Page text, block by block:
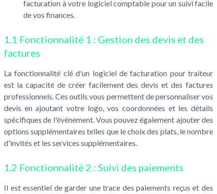
facturation à votre logiciel comptable pour un suivi facile
de vos finances.
1.1 Fonctionnalité 1 : Gestion des devis et des
factures
La fonctionnalité clé d'un logiciel de facturation pour traiteur
est la capacité de créer facilement des devis et des factures
professionnels. Ces outils vous permettent de personnaliser vos
devis en ajoutant votre logo, vos coordonnées et les détails
spécifiques de l'événement. Vous pouvez également ajouter des
options supplémentaires telles que le choix des plats, le nombre
d'invités et les services supplémentaires.
1.2 Fonctionnalité 2 : Suivi des paiements
Il est essentiel de garder une trace des paiements reçus et des